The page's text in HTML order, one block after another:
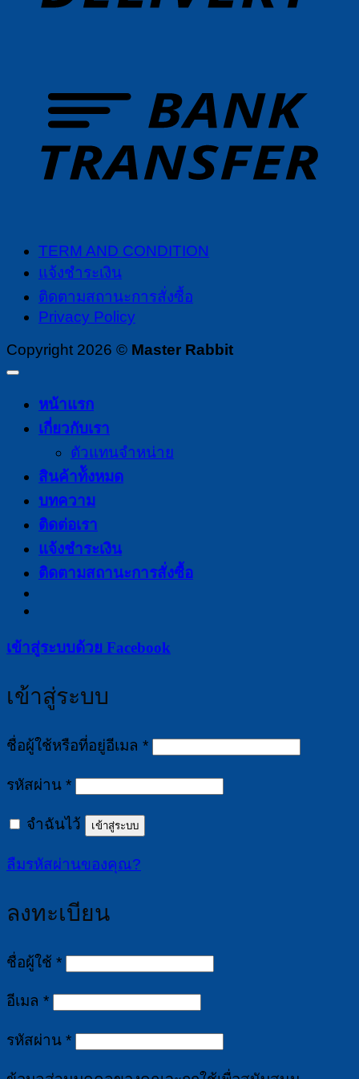
TERM AND CONDITION
แจ้งชำระเงิน
ติดตามสถานะการสั่งซื้อ
Privacy Policy
Copyright 2026 © Master Rabbit
หน้าแรก
เกี่ยวกับเรา
ตัวแทนจำหน่าย
สินค้าท้ังหมด
บทความ
ติดต่อเรา
แจ้งชำระเงิน
ติดตามสถานะการสั่งซื้อ
เข้าสู่ระบบด้วย Facebook
เข้าสู่ระบบ
ชื่อผู้ใช้หรือที่อยู่อีเมล *ต้องการ
รหัสผ่าน *ต้องการ
จำฉันไว้ เข้าสู่ระบบ
ลืมรหัสผ่านของคุณ?
ลงทะเบียน
ชื่อผู้ใช้ *ต้องการ
อีเมล *ต้องการ
รหัสผ่าน *ต้องการ